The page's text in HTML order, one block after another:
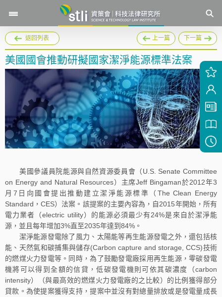
返回列表 上一篇 下一篇
美國國會推動研擬國家潔淨能源標準法案
美國參議員院能源與自然資源委員會（U.S. Senate Committee
on Energy and Natural Resources）主席Jeff Bingaman於2012年3
月7日向國會提出推動建立潔淨能源標準（The Clean Energy
Standard，CES）法案。該提案的主要內容為，自2015年開始，所有
電力業者（electric utility）的能源必須最少有24%是來自於潔淨能
源，並且每年增加3%直至2035年達到84%。
潔淨能源發電除了風力、太陽能等再生能源發電之外，還包括核
能、天然氣和碳捕集與儲存(Carbon capture and storage, CCS)技術
的燃煤火力發電等。同時，為了鼓勵發電廠採用再生能源，零碳發電
機將可以得到全額的信貸，低碳發電機則可依其碳濃度（carbon
intensity）（與最高效的燃煤火力發電廠的之比較）的比例獲得部分
貸款。為使提案獲得支持，提案中並沒有對總量排放或是發電量成長